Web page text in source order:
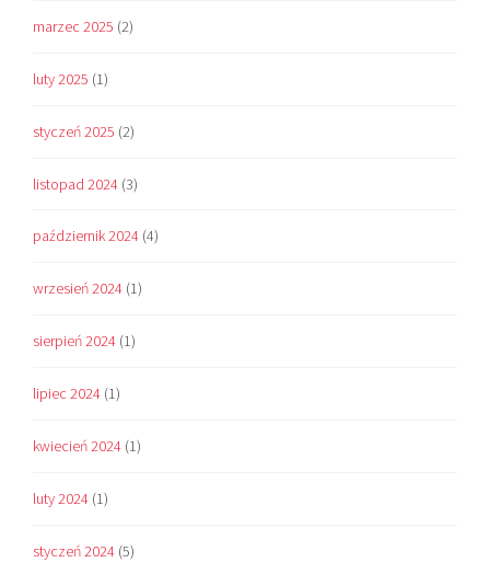
marzec 2025 (2)
luty 2025 (1)
styczeń 2025 (2)
listopad 2024 (3)
październik 2024 (4)
wrzesień 2024 (1)
sierpień 2024 (1)
lipiec 2024 (1)
kwiecień 2024 (1)
luty 2024 (1)
styczeń 2024 (5)